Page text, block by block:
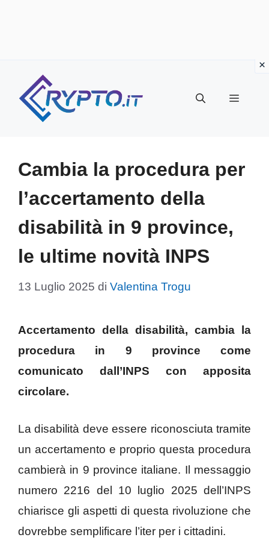
contenuto
Menu
Cambia la procedura per
l’accertamento della
disabilità in 9 province,
le ultime novità INPS
13 Luglio 2025 di Valentina Trogu
Accertamento della disabilità, cambia la
procedura in 9 province come
comunicato dall’INPS con apposita
circolare.
La disabilità deve essere riconosciuta tramite
un accertamento e proprio questa procedura
cambierà in 9 province italiane. Il messaggio
numero 2216 del 10 luglio 2025 dell’INPS
chiarisce gli aspetti di questa rivoluzione che
dovrebbe semplificare l’iter per i cittadini.